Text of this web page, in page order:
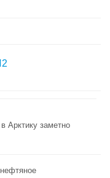
Арктику заметно